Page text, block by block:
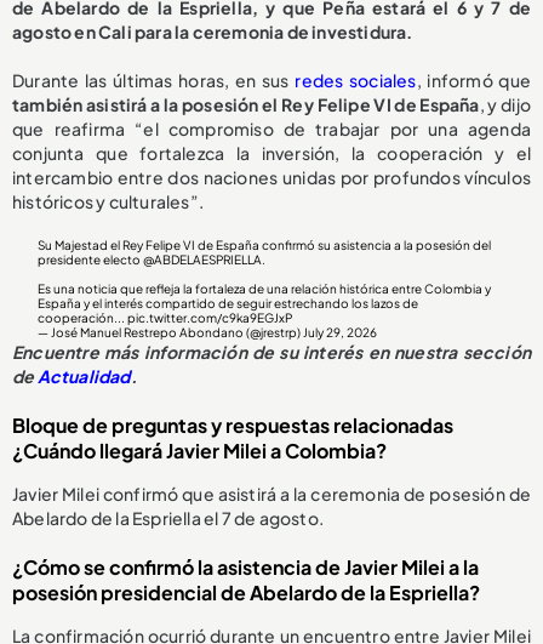
de Abelardo de la Espriella, y que Peña estará el 6 y 7 de
agosto en Cali para la ceremonia de investidura.
Durante las últimas horas, en sus redes sociales, informó que
también asistirá a la posesión el Rey Felipe VI de España, y dijo
que reafirma “el compromiso de trabajar por una agenda
conjunta que fortalezca la inversión, la cooperación y el
intercambio entre dos naciones unidas por profundos vínculos
históricos y culturales”.
Su Majestad el Rey Felipe VI de España confirmó su asistencia a la posesión del
presidente electo@ABDELAESPRIELLA
Es una noticia que refleja la fortaleza de una relación histórica entre Colombia y
España y el interés compartido de seguir estrechando los lazos de
cooperación...pic.twitter.com/c9ka9EGJxP
— José Manuel Restrepo Abondano (@jrestrp) July 29, 2026
Encuentre más información de su interés en nuestra sección
deActualidad.
Bloque de preguntas y respuestas relacionadas
¿Cuándo llegará Javier Milei a Colombia?
Javier Milei confirmó que asistirá a la ceremonia de posesión de
Abelardo de la Espriella el 7 de agosto.
¿Cómo se confirmó la asistencia de Javier Milei a la
posesión presidencial de Abelardo de la Espriella?
La confirmación ocurrió durante un encuentro entre Javier Milei